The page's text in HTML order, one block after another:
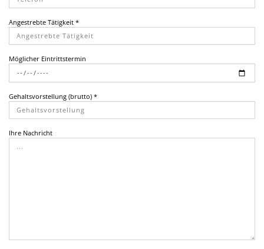
Angestrebte Tätigkeit *
Möglicher Eintrittstermin
Gehaltsvorstellung (brutto) *
Ihre Nachricht